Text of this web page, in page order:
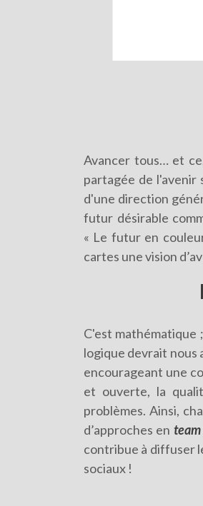
Avancer tous… et
partagée de l'avenir
d'une direction
futur désirable
« Le futur en
cartes une vision
C'est mathématique
logique devrait nous
encourageant une
et ouverte, la
problèmes. Ainsi,
d’approches en
contribue à diffuser
sociaux !